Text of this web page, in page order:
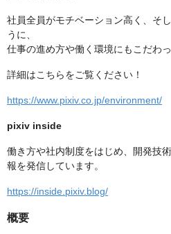
社員全員がモチベーション高く、そ
うに、
仕事の進め方や働く環境にもこだわっ
詳細はこちらをご覧ください！
https://www.pixiv.co.jp/environment/
pixiv inside
働き方や社内制度をはじめ、開発技
報を発信しています。
https://inside.pixiv.blog/
概要